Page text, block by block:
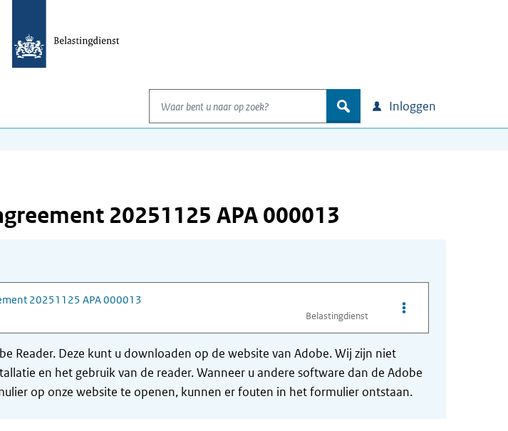
Waar bent u naar op zoek?
zoek Inloggen
20251125 APA 000013
20251125 APA 000013
Belastingdienst
Opties van bestand
Reader. Deze kunt u downloaden op de website van Adobe. Wij zijn niet
en het gebruik van de reader. Wanneer u andere software dan de Adobe
op onze website te openen, kunnen er fouten in het formulier ontstaan.